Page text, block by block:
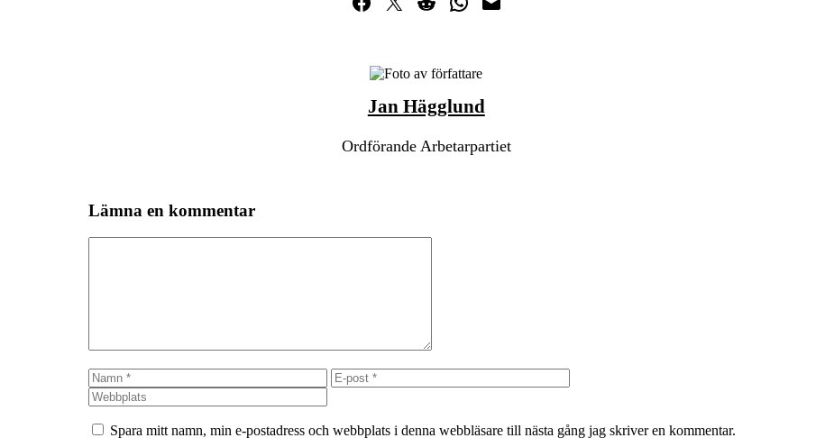
Jan Hägglund
Ordförande Arbetarpartiet
Lämna en kommentar
Namn
E-
post
Spara mitt namn, min e-postadress och webbplats i denna webbläsare till nästa gång jag skriver en kommentar.